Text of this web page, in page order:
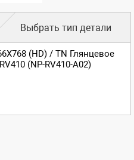
Выбрать тип детали
(HD) / TN Глянцевое
(NP-RV410-A02)